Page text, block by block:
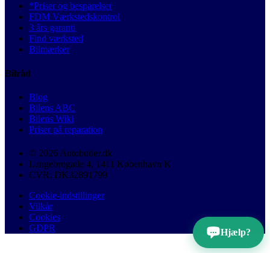
*Priser og besparelser
FDM Værkstedskontrol
3 års garanti
Find værksted
Bilmærker
Bilråd
Blog
Bilens ABC
Bilens Wiki
Priser på reparation
© 2026 Autobutler.dk
Langebrogade 4, 1411 København K
CVR: DK32891799
Cookie-indstillinger
Vilkår
Cookies
GDPR
Hjælp?